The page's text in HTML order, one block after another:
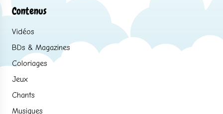
Contenus
Vidéos
BDs & Magazines
Coloriages
Jeux
Chants
Musiques